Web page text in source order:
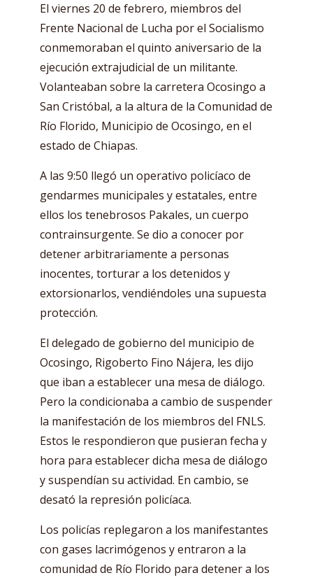
El viernes 20 de febrero, miembros del
Frente Nacional de Lucha por el Socialismo
conmemoraban el quinto aniversario de la
ejecución extrajudicial de un militante.
Volanteaban sobre la carretera Ocosingo a
San Cristóbal, a la altura de la Comunidad de
Río Florido, Municipio de Ocosingo, en el
estado de Chiapas.
A las 9:50 llegó un operativo policíaco de
gendarmes municipales y estatales, entre
ellos los tenebrosos Pakales, un cuerpo
contrainsurgente. Se dio a conocer por
detener arbitrariamente a personas
inocentes, torturar a los detenidos y
extorsionarlos, vendiéndoles una supuesta
protección.
El delegado de gobierno del municipio de
Ocosingo, Rigoberto Fino Nájera, les dijo
que iban a establecer una mesa de diálogo.
Pero la condicionaba a cambio de suspender
la manifestación de los miembros del FNLS.
Estos le respondieron que pusieran fecha y
hora para establecer dicha mesa de diálogo
y suspendían su actividad. En cambio, se
desató la represión policíaca.
Los policías replegaron a los manifestantes
con gases lacrimógenos y entraron a la
comunidad de Río Florido para detener a los